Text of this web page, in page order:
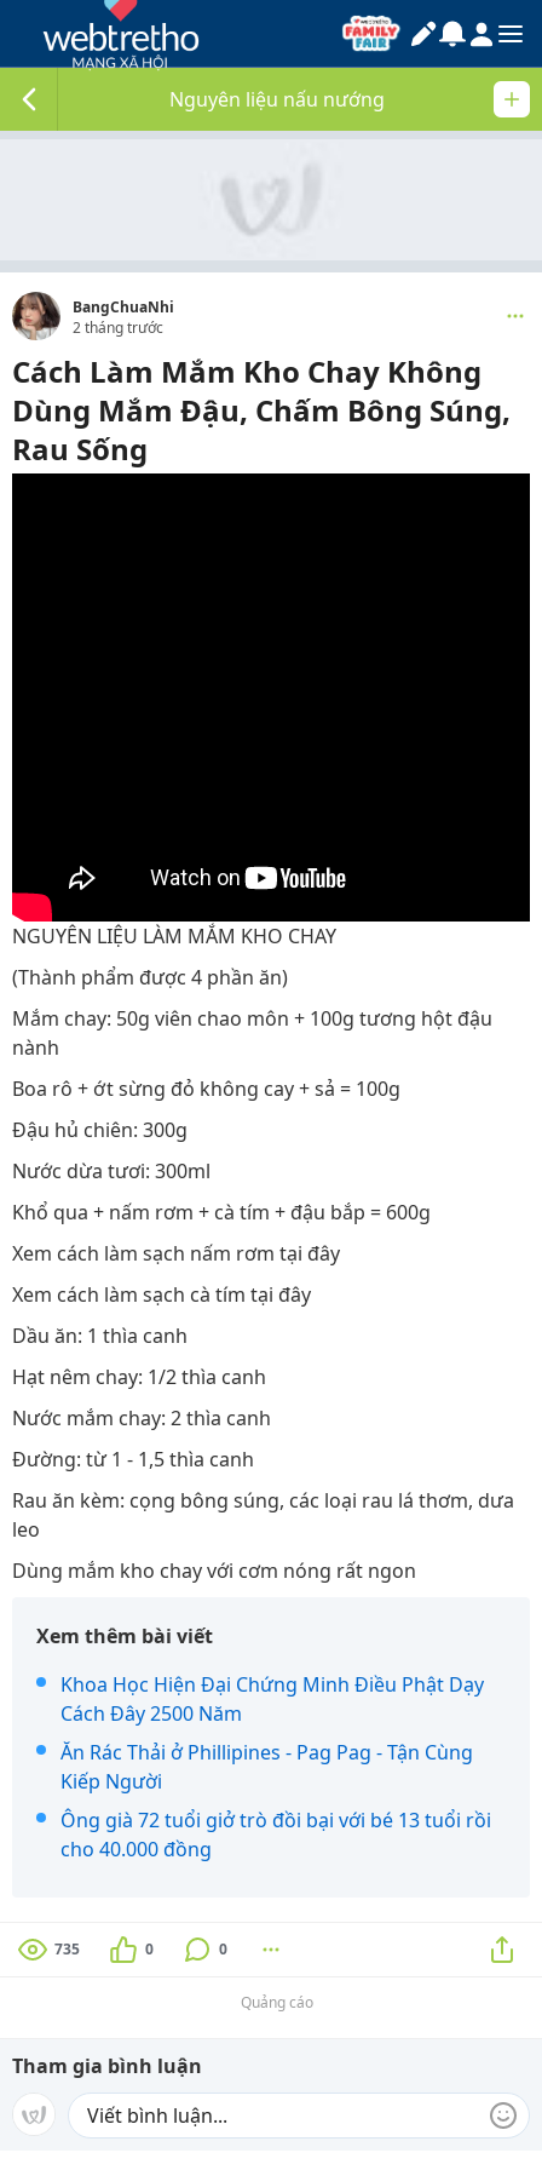
Nguyên liệu nấu nướng
BangChuaNhi
2 tháng trước
Cách Làm Mắm Kho Chay Không
Dùng Mắm Đậu, Chấm Bông Súng,
Rau Sống
NGUYÊN LIỆU LÀM MẮM KHO CHAY
(Thành phẩm được 4 phần ăn)
Mắm chay: 50g viên chao môn + 100g tương hột đậu
nành
Boa rô + ớt sừng đỏ không cay + sả = 100g
Đậu hủ chiên: 300g
Nước dừa tươi: 300ml
Khổ qua + nấm rơm + cà tím + đậu bắp = 600g
Xem cách làm sạch nấm rơm tại đây
Xem cách làm sạch cà tím tại đây
Dầu ăn: 1 thìa canh
Hạt nêm chay: 1/2 thìa canh
Nước mắm chay: 2 thìa canh
Đường: từ 1 - 1,5 thìa canh
Rau ăn kèm: cọng bông súng, các loại rau lá thơm, dưa
leo
Dùng mắm kho chay với cơm nóng rất ngon
Xem thêm bài viết
Khoa Học Hiện Đại Chứng Minh Điều Phật Dạy
Cách Đây 2500 Năm
Ăn Rác Thải ở Phillipines - Pag Pag - Tận Cùng
Kiếp Người
Ông già 72 tuổi giở trò đồi bại với bé 13 tuổi rồi
cho 40.000 đồng
735 0 0
Quảng cáo
Tham gia bình luận